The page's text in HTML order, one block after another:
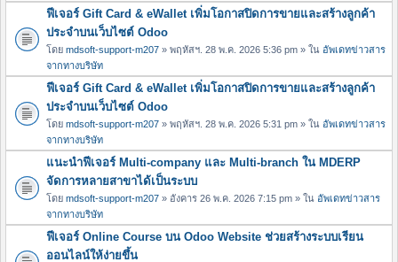
ฟีเจอร์ Gift Card & eWallet เพิ่มโอกาสปิดการขายและสร้างลูกค้า
ประจำบนเว็บไซต์ Odoo
โดย mdsoft-support-m207 » พฤหัสฯ. 28 พ.ค. 2026 5:36 pm » ใน อัพเดทข่าวสาร
จากทางบริษัท
ฟีเจอร์ Gift Card & eWallet เพิ่มโอกาสปิดการขายและสร้างลูกค้า
ประจำบนเว็บไซต์ Odoo
โดย mdsoft-support-m207 » พฤหัสฯ. 28 พ.ค. 2026 5:31 pm » ใน อัพเดทข่าวสาร
จากทางบริษัท
แนะนำฟีเจอร์ Multi-company และ Multi-branch ใน MDERP
จัดการหลายสาขาได้เป็นระบบ
โดย mdsoft-support-m207 » อังคาร 26 พ.ค. 2026 7:15 pm » ใน อัพเดทข่าวสาร
จากทางบริษัท
ฟีเจอร์ Online Course บน Odoo Website ช่วยสร้างระบบเรียน
ออนไลน์ให้ง่ายขึ้น